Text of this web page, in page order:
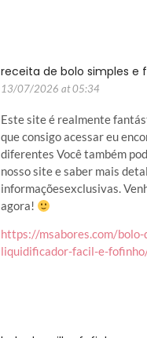
receita de bolo simples e
13/07/2026 at 05:34
Este site é realmente
que consigo acessar eu
diferentes Você também
nosso site e saber mais
informaçõesexclusivas.
agora!
https://msabores.com/bolo-
liquidificador-facil-e-